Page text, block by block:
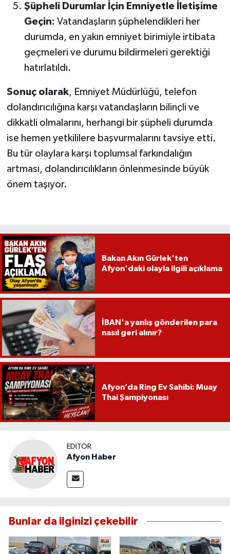
Şüpheli Durumlar İçin Emniyetle İletişime
Geçin: Vatandaşların şüphelendikleri her
durumda, en yakın emniyet birimiyle irtibata
geçmeleri ve durumu bildirmeleri gerektiği
hatırlatıldı.
Sonuç olarak, Emniyet Müdürlüğü, telefon
dolandırıcılığına karşı vatandaşların bilinçli ve
dikkatli olmalarını, herhangi bir şüpheli durumda
ise hemen yetkililere başvurmalarını tavsiye etti.
Bu tür olaylara karşı toplumsal farkındalığın
artması, dolandırıcılıkların önlenmesinde büyük
önem taşıyor.
Bakan Akın Gürlek'ten
Afyon'daki olayla ilgili açıklama
İBAN'a yanlış gönderilen para
nasıl geri alınır?
Afyon’da Ring Ev Sahibi: Muay
Thai Şampiyonası
EDITÖR
Afyon Haber
Bunlar da ilginizi çekebilir